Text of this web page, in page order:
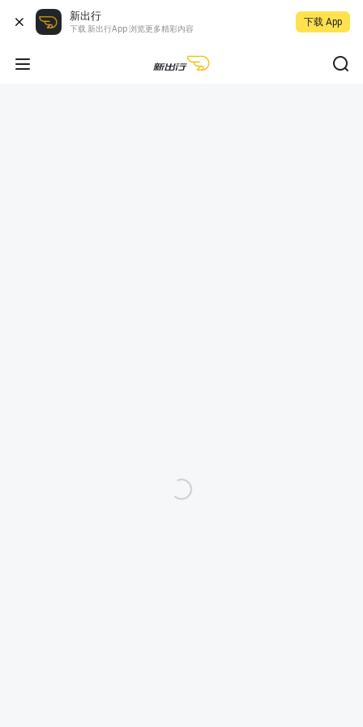
新出行
下载 新出行App 浏览更多精彩内容
下载 App